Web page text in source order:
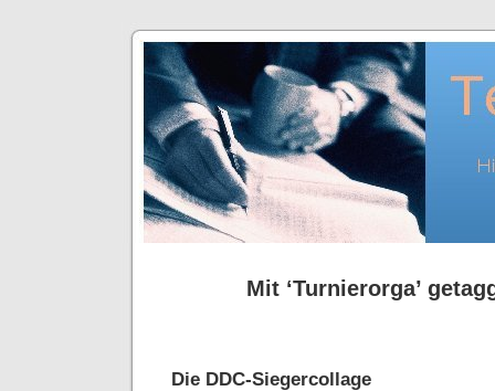
Mit ‘Turnierorga’
Die DDC-Siegercollage